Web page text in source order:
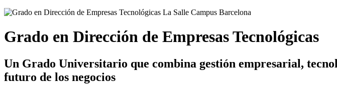
Grado en Dirección de Empresas Tecnológicas
Un Grado Universitario que combina gestión empresarial,
futuro de los negocios